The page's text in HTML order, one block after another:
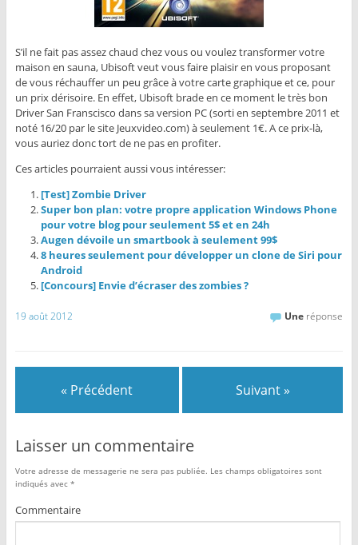
S’il ne fait pas assez chaud chez vous ou voulez transformer votre
maison en sauna, Ubisoft veut vous faire plaisir en vous proposant
de vous réchauffer un peu grâce à votre carte graphique et ce, pour
un prix dérisoire. En effet, Ubisoft brade en ce moment le très bon
Driver San Franscisco dans sa version PC (sorti en septembre 2011 et
noté 16/20 par le site Jeuxvideo.com) à seulement 1€. A ce prix-là,
vous auriez donc tort de ne pas en profiter.
Ces articles pourraient aussi vous intéresser:
[Test] Zombie Driver
Super bon plan: votre propre application Windows Phone
pour votre blog pour seulement 5$ et en 24h
Augen dévoile un smartbook à seulement 99$
8 heures seulement pour développer un clone de Siri pour
Android
[Concours] Envie d’écraser des zombies ?
19 août 2012 Une réponse
« Précédent Suivant »
Laisser un commentaire
Votre adresse de messagerie ne sera pas publiée. Les champs obligatoires sont
indiqués avec *
Commentaire